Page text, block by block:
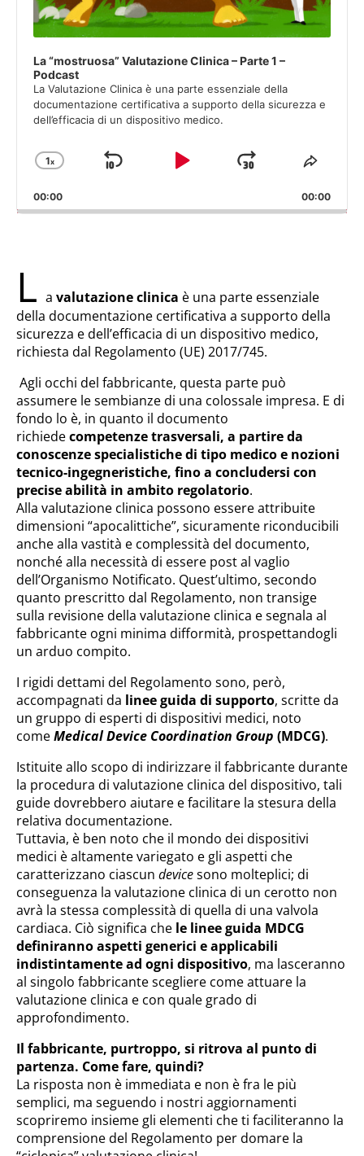
La “mostruosa” Valutazione Clinica – Parte 1 –
Podcast
La Valutazione Clinica è una parte essenziale della
documentazione certificativa a supporto della sicurezza e
dell’efficacia di un dispositivo medico.
Cambia
di
riproduzione
1x
Salta
Play
Salta
Avanti
00:00 00:00
L a valutazione clinica è una parte essenziale
della documentazione certificativa a supporto della
sicurezza e dell’efficacia di un dispositivo medico,
richiesta dal Regolamento (UE) 2017/745.
Agli occhi del fabbricante, questa parte può
assumere le sembianze di una colossale impresa. E di
fondo lo è, in quanto il documento
richiedecompetenze trasversali, a partire da
conoscenze specialistiche di tipo medico e nozioni
tecnico-ingegneristiche, fino a concludersi con
precise abilità in ambito regolatorio.
Alla valutazione clinica possono essere attribuite
dimensioni “apocalittiche”, sicuramente riconducibili
anche alla vastità e complessità del documento,
nonché alla necessità di essere post al vaglio
dell’Organismo Notificato. Quest’ultimo, secondo
quanto prescritto dal Regolamento, non transige
sulla revisione della valutazione clinica e segnala al
fabbricante ogni minima difformità, prospettandogli
un arduo compito.
I rigidi dettami del Regolamento sono, però,
accompagnati da linee guida di supporto, scritte da
un gruppo di esperti di dispositivi medici, noto
comeMedical Device Coordination Group (MDCG).
Istituite allo scopo di indirizzare il fabbricante durante
la procedura di valutazione clinica del dispositivo, tali
guide dovrebbero aiutare e facilitare la stesura della
relativa documentazione.
Tuttavia, è ben noto che il mondo dei dispositivi
medici è altamente variegato e gli aspetti che
caratterizzano ciascun devicesono molteplici; di
conseguenza la valutazione clinica di un cerotto non
avrà la stessa complessità di quella di una valvola
cardiaca. Ciò significa che le linee guida MDCG
definiranno aspetti generici e applicabili
indistintamente ad ogni dispositivo, ma lasceranno
al singolo fabbricante scegliere come attuare la
valutazione clinica e con quale grado di
approfondimento.
Il fabbricante, purtroppo, si ritrova al punto di
partenza. Come fare, quindi?
La risposta non è immediata e non è fra le più
semplici, ma seguendo i nostri aggiornamenti
scopriremo insieme gli elementi che ti faciliteranno la
comprensione del Regolamento per domare la